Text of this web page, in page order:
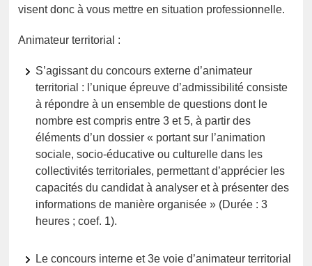
visent donc à vous mettre en situation professionnelle.
Animateur territorial :
S’agissant du concours externe d’animateur
territorial : l’unique épreuve d’admissibilité consiste
à répondre à un ensemble de questions dont le
nombre est compris entre 3 et 5, à partir des
éléments d’un dossier « portant sur l’animation
sociale, socio-éducative ou culturelle dans les
collectivités territoriales, permettant d’apprécier les
capacités du candidat à analyser et à présenter des
informations de manière organisée » (Durée : 3
heures ; coef. 1).
Le concours interne et 3e voie d’animateur territorial